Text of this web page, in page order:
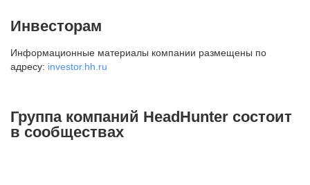
внутригородская территория
Муниципальный округ Тверской,
2-я Брестская ул., д. 48,
+7 495 980-64-27
Инвесторам
Информационные материалы компании размещены по
адресу: investor.hh.ru
Группа компаний HeadHunter состоит
в сообществах